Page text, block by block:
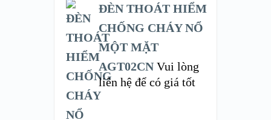
ĐÈN THOÁT HIỂM
CHỐNG CHÁY NỔ
MỘT MẶT
AGT02CN Vui lòng
liên hệ để có giá tốt